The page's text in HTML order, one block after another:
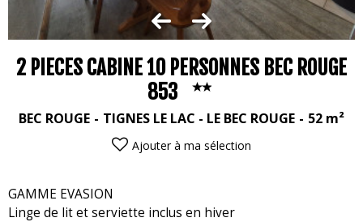
2 PIECES CABINE 10 PERSONNES BEC ROUGE
853
BEC ROUGE TIGNES LE LAC - LE BEC ROUGE 52 m²
Ajouter à ma sélection
GAMME EVASION
Linge de lit et serviette inclus en hiver